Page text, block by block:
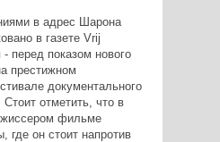
в адрес Шарона
в газете Vrij
- перед показом нового
престижном
документального
отметить, что в
фильме
где он стоит напротив